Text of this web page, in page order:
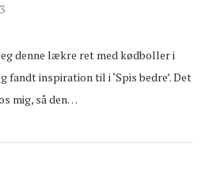
denne lækre ret med kødboller i
fandt inspiration til i ‘Spis bedre’. Det
mig, så den…